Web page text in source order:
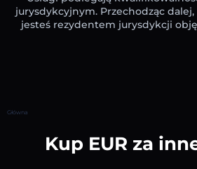
jurysdykcyjnym. Przechodząc
jesteś rezydentem jurysdykcji
Główna
Kup EUR za